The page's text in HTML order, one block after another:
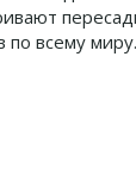
по всему миру.